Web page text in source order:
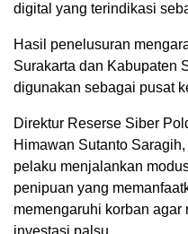
digital yang terindikasi
Hasil penelusuran
Surakarta dan Kabupaten
digunakan sebagai pusat
Direktur Reserse Siber
Himawan Sutanto
pelaku menjalankan
penipuan yang
memengaruhi korban agar